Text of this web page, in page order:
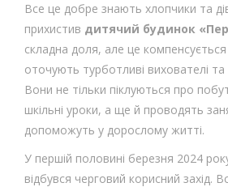
Все це добре знають хлопчики та
прихистив дитячий будинок
складна доля, але це
оточують турботливі вихователі та
Вони не тільки піклуються про
шкільні уроки, а ще й проводять
допоможуть у дорослому житті.
У першій половині березня 2024
відбувся черговий корисний захід.